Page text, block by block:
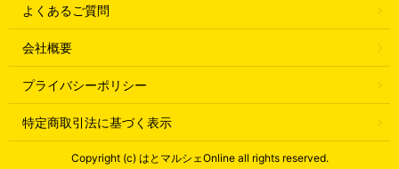
よくあるご質問
会社概要
プライバシーポリシー
特定商取引法に基づく表示
Copyright (c) はとマルシェOnline all rights reserved.